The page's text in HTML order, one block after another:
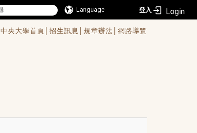
Language 登入
中央大學首頁│ 招生訊息│ 規章辦法│ 網路導覽